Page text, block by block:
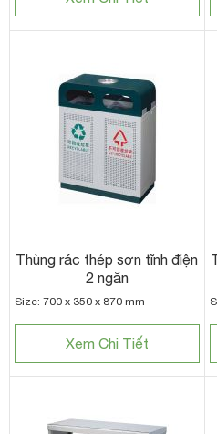
Thùng rác thép sơn tĩnh điện
2 ngăn
Size: 700 x 350 x 870 mm
Xem Chi Tiết